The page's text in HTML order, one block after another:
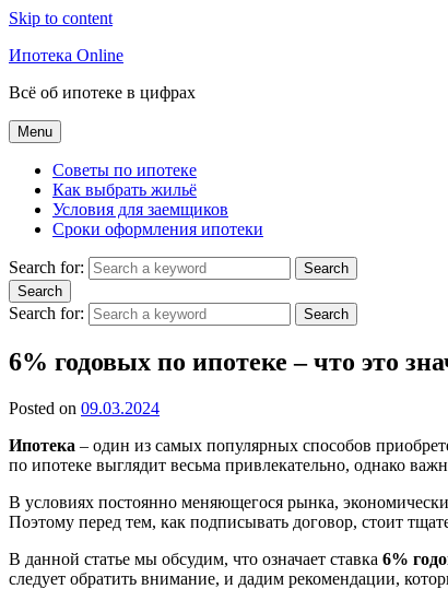
Skip to content
Ипотека Online
Всё об ипотеке в цифрах
Menu
Советы по ипотеке
Как выбрать жильё
Условия для заемщиков
Сроки оформления ипотеки
Search for:
Search
Search
Search for: Search
6% годовых по ипотеке – что это
Posted on 09.03.2024
Ипотека – один из самых популярных способов
по ипотеке выглядит весьма привлекательно, однако
В условиях постоянно меняющегося рынка,
Поэтому перед тем, как подписывать договор, стоит
В данной статье мы обсудим, что означает ставка 6%
следует обратить внимание, и дадим рекомендации,